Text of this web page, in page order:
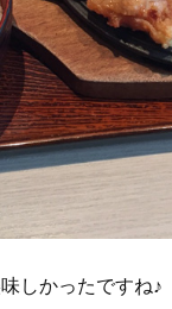
しかったですね♪